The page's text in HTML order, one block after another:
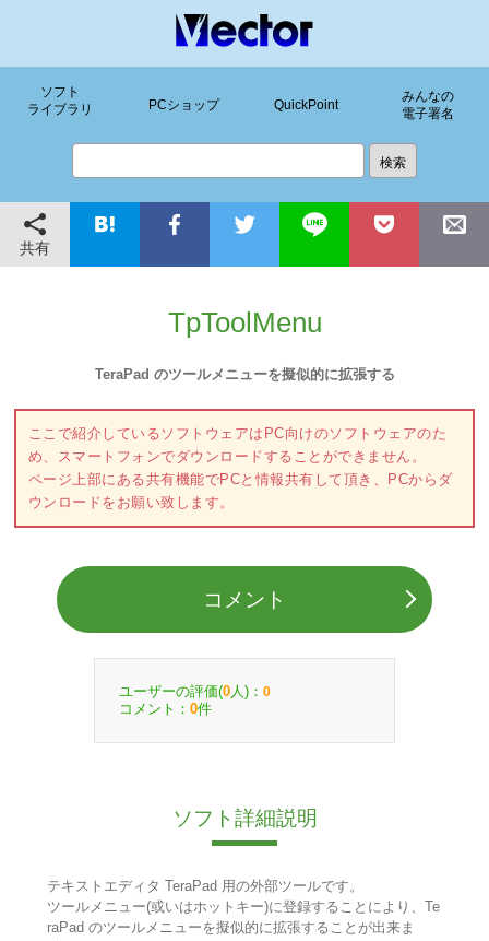
ソフト
ライブラリ
PCショップ QuickPoint
みんなの
電子署名
共有
TpToolMenu
TeraPad のツールメニューを擬似的に拡張する
ここで紹介しているソフトウェアはPC向けのソフトウェアのた
め、スマートフォンでダウンロードすることができません。
ページ上部にある共有機能でPCと情報共有して頂き、PCからダ
ウンロードをお願い致します。
コメント
ユーザーの評価(0 人)： 0
コメント： 0件
ソフト詳細説明
テキストエディタ TeraPad 用の外部ツールです。
ツールメニュー(或いはホットキー)に登録することにより、Te
raPad のツールメニューを擬似的に拡張することが出来ま